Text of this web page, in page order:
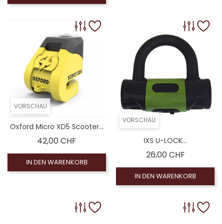
VORSCHAU
Oxford Micro XD5 Scooter...
42,00 CHF
IN DEN WARENKORB
VORSCHAU
IXS U-LOCK...
26,00 CHFPreis
IN DEN WARENKORB